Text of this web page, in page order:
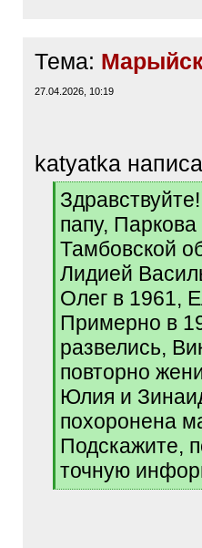
Тема:
27.04.2026, 10:19
katyatka
[
q
папу,
Тамбовской
Лидией
Олег в 1961,
Примерно в
развелись,
повторно
Юлия и
похоронена
Подскажите,
точную
[